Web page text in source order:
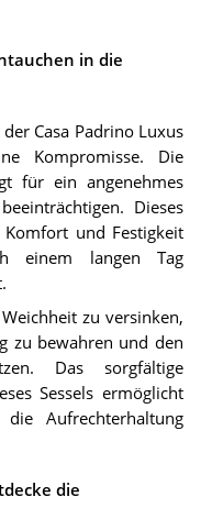
in die
Casa Padrino Luxus
Kompromisse. Die
für ein angenehmes
Dieses
Komfort und Festigkeit
einem langen Tag
zu versinken,
zu bewahren und den
Das sorgfältige
Sessels ermöglicht
Aufrechterhaltung
die